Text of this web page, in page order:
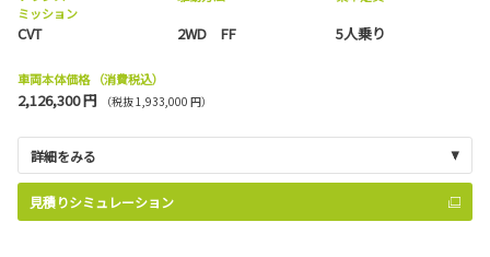
ミッション
CVT 2WD FF 5人乗り
車両本体価格 （消費税込）
2,126,300 円 （税抜 1,933,000 円）
詳細をみる
見積りシミュレーション